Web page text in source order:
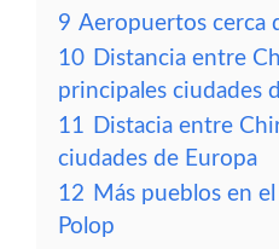
9 Aeropuertos cerca
10 Distancia entre
principales ciudades
11 Distacia entre
ciudades de Europa
12 Más pueblos en
Polop